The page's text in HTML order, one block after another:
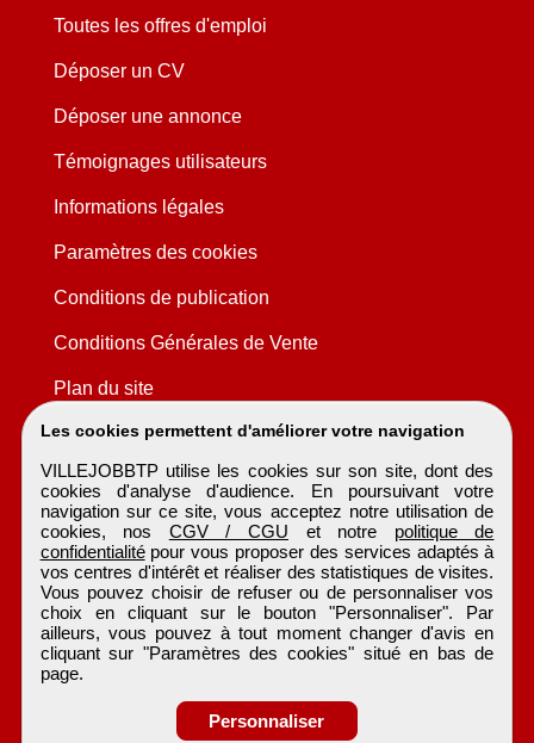
Les cookies permettent d'améliorer votre navigation
VILLEJOBBTP utilise les cookies sur son site, dont des
cookies d'analyse d'audience. En poursuivant votre
navigation sur ce site, vous acceptez notre utilisation de
cookies, nos CGV / CGU et notre politique de
confidentialitépour vous proposer des services adaptés à
vos centres d'intérêt et réaliser des statistiques de visites.
Vous pouvez choisir de refuser ou de personnaliser vos
choix en cliquant sur le bouton "Personnaliser". Par
ailleurs, vous pouvez à tout moment changer d'avis en
cliquant sur "Paramètres des cookies" situé en bas de
page.
Personnaliser
Toutes les offres d'emploi
Déposer un CV
Déposer une annonce
Témoignages utilisateurs
Informations légales
Paramètres des cookies
Conditions de publication
Conditions Générales de Vente
Plan du site